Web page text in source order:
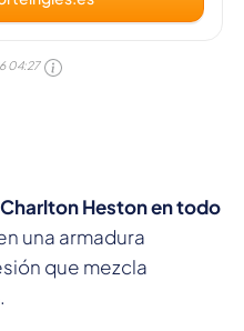
04:27
Charlton Heston en todo
una armadura
que mezcla